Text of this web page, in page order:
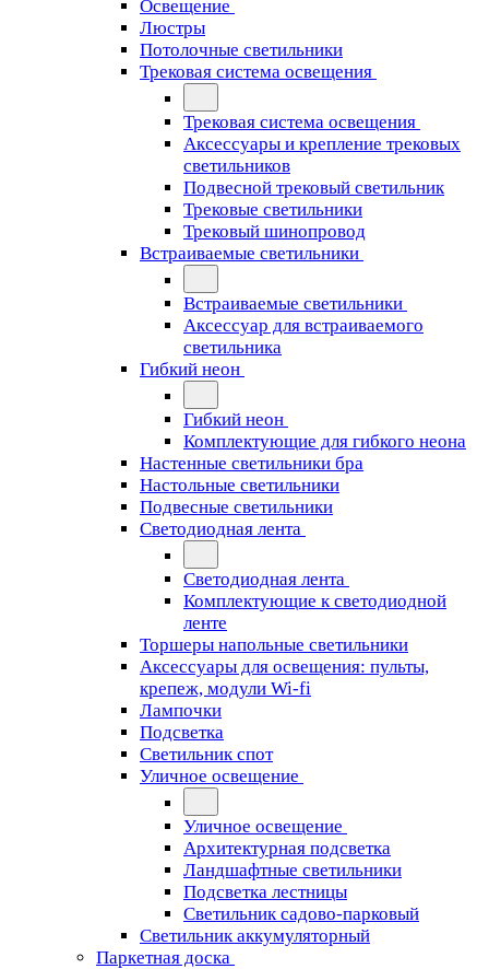
Освещение
Люстры
Потолочные светильники
Трековая система освещения
Трековая система освещения
Аксессуары и крепление трековых
светильников
Подвесной трековый светильник
Трековые светильники
Трековый шинопровод
Встраиваемые светильники
Встраиваемые светильники
Аксессуар для встраиваемого
светильника
Гибкий неон
Гибкий неон
Комплектующие для гибкого неона
Настенные светильники бра
Настольные светильники
Подвесные светильники
Светодиодная лента
Светодиодная лента
Комплектующие к светодиодной
ленте
Торшеры напольные светильники
Аксессуары для освещения: пульты,
крепеж, модули Wi-fi
Лампочки
Подсветка
Светильник спот
Уличное освещение
Уличное освещение
Архитектурная подсветка
Ландшафтные светильники
Подсветка лестницы
Светильник садово-парковый
Светильник аккумуляторный
Паркетная доска